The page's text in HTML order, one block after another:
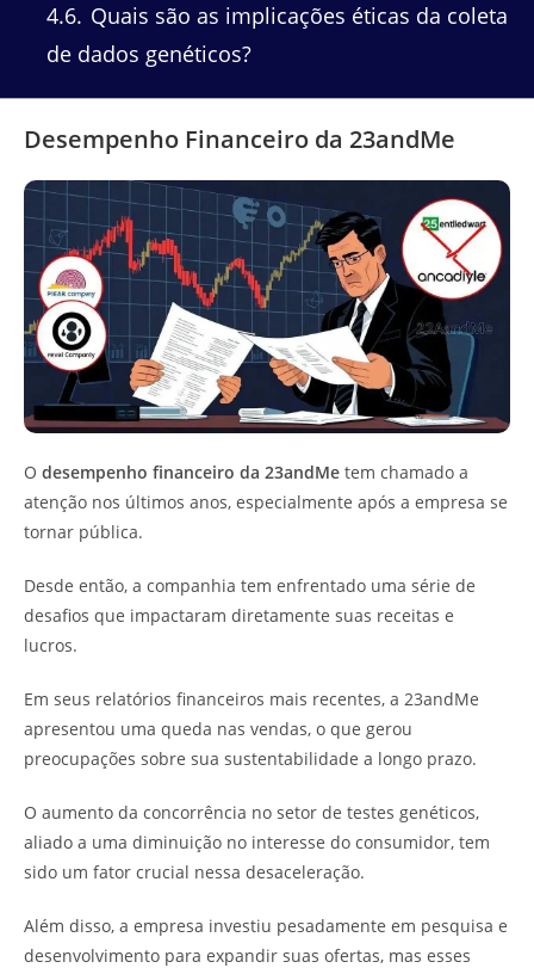
4.6 Quais são as implicações éticas da coleta
de dados genéticos?
Desempenho Financeiro da 23andMe
O desempenho financeiro da 23andMe tem chamado a
atenção nos últimos anos, especialmente após a empresa se
tornar pública.
Desde então, a companhia tem enfrentado uma série de
desafios que impactaram diretamente suas receitas e
lucros.
Em seus relatórios financeiros mais recentes, a 23andMe
apresentou uma queda nas vendas, o que gerou
preocupações sobre sua sustentabilidade a longo prazo.
O aumento da concorrência no setor de testes genéticos,
aliado a uma diminuição no interesse do consumidor, tem
sido um fator crucial nessa desaceleração.
Além disso, a empresa investiu pesadamente em pesquisa e
desenvolvimento para expandir suas ofertas, mas esses